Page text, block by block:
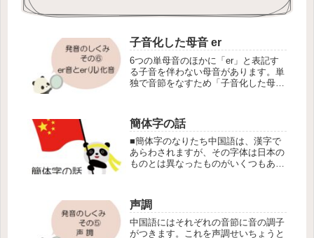
子音化した母音 er
6つの単母音のほかに「er」と表記す
る子音を伴わない母音があります。単
独で音節をなすため「子音化した母
す。
簡体字の話
■簡体字のなりたち中国語は、漢字で
あらわされますが、その字体は日本の
ものとは異なったものがいくつもある
声調
中国語にはそれぞれの音節に音の調子
がつきます。これを声調せいちょうと